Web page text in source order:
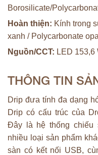
Borosilicate/
Hoàn thiện: Kính trong
xanh / Polycarbonate opal
Nguồn/CCT: LED 153,6
THÔNG TIN
Drip đưa tính đa dạng
Drip có cấu trúc của
Đây là hệ thống chiếu
nhiều loại sản phẩm
sàn có kết nối USB,